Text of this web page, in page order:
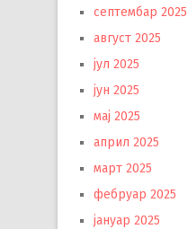
септембар 2025
август 2025
јул 2025
јун 2025
мај 2025
април 2025
март 2025
фебруар 2025
јануар 2025